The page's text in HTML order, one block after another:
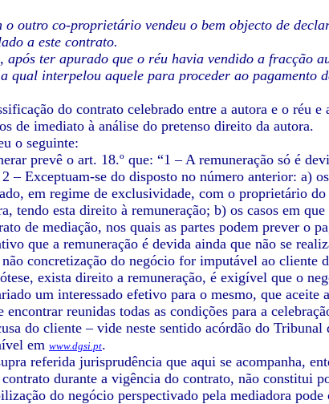
o outro co-proprietário vendeu o bem objecto de
a este contrato.
após ter apurado que o réu havia vendido a fracção
qual interpelou aquele para proceder ao pagamento
do contrato celebrado entre a autora e o réu
de imediato à análise do pretenso direito da autora.
o seguinte:
prevê o art. 18.º que: “1 – A remuneração só é
– Exceptuam-se do disposto no número anterior: a)
em regime de exclusividade, com o proprietário
tendo esta direito à remuneração; b) os casos em
de mediação, nos quais as partes podem prever o
que a remuneração é devida ainda que não se
concretização do negócio for imputável ao cliente
exista direito a remuneração, é exigível que o
um interessado efetivo para o mesmo, que aceite
reunidas todas as condições para a
do cliente – vide neste sentido acórdão do Tribunal
em www.dgsi.pt.
referida jurisprudência que aqui se acompanha,
durante a vigência do contrato, não constitui
do negócio perspectivado pela mediadora